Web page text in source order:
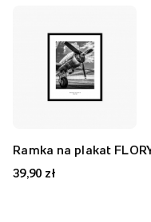
39,90 zł